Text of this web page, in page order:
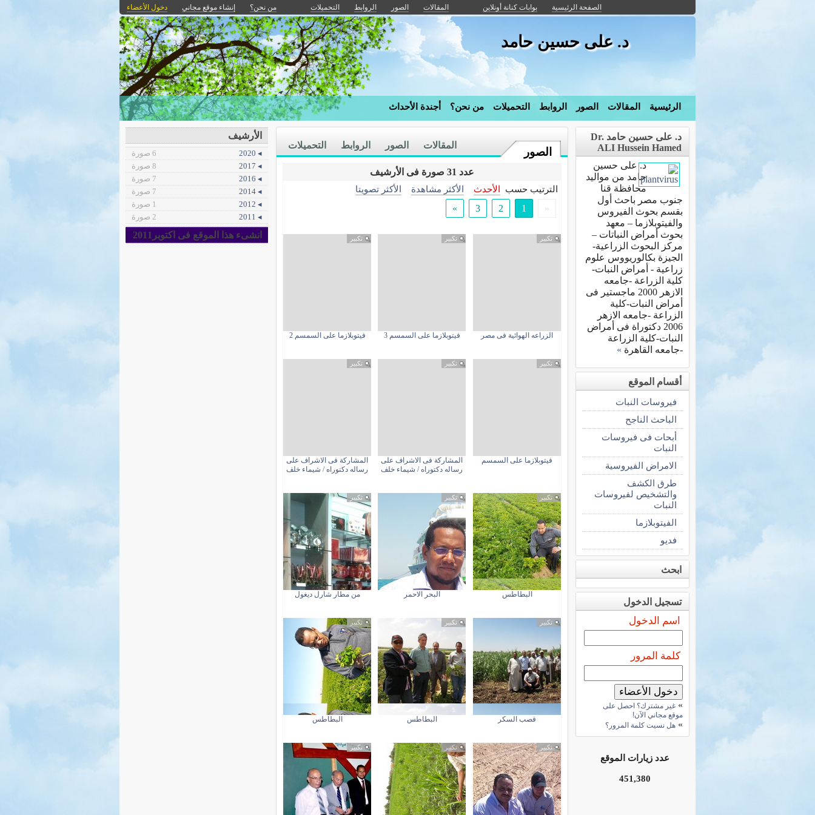
الصفحة الرئيسية بوابات كنانة أونلاين المقالات الصور الروابط التحميلات من نحن؟ إنشاء موقع مجاني دخول الأعضاء
د. على حسين حامد
الرئيسية المقالات الصور الروابط التحميلات من نحن؟ أجندة الأحداث
الصور
التحميلات الروابط الصور المقالات
عدد 31 صورة فى الأرشيف
الترتيب حسب الأحدث الأكثر مشاهدة
الأكثر تصويتا
«
1
2
3
»
تكبير
الزراعه الهوائية فى مصر
تكبير
فيتوبلازما على السمسم 3
تكبير
فيتوبلازما على السمسم 2
تكبير
فيتوبلازما على السمسم
تكبير
المشاركة فى الاشراف على
رساله دكتوراه / شيماء خلف
تكبير
المشاركة فى الاشراف على
رساله دكتوراه / شيماء خلف
تكبير
البطاطس
تكبير
البحر الاحمر
تكبير
من مطار شارل ديغول
تكبير
قصب السكر
تكبير
البطاطس
تكبير
البطاطس
تكبير تكبير تكبير
د. على حسين حامد Dr.
ALI Hussein Hamed
د. على حسين
حامد من مواليد
محافظة قنا
جنوب مصر باحث أول
بقسم بحوث الفيروس
والفيتوبلازما – معهد
بحوث أمراض النباتات –
مركز البحوث الزراعية-
الجيزة بكالوريووس علوم
زراعية - أمراض النبات-
كلية الزراعة -جامعه
الازهر 2000 ماجستير فى
أمراض النبات-كلية
الزراعة -جامعه الازهر
2006 دكتوراة فى أمراض
النبات-كلية الزراعة
-جامعه القاهرة »
أقسام الموقع
فيروسات النبات
الباحث الناجح
أبحات فى فيروسات
النبات
الامراض الفيروسية
طرق الكشف
والتشخيص لفيروسات
النبات
الفيتوبلازما
فديو
ابحث
تسجيل الدخول
اسم الدخول
كلمة المرور
» غير مشترك؟ احصل على
موقع مجاني الآن!
» هل نسيت كلمة المرور؟
عدد زيارات الموقع
451,380
الأرشيف
◂ 2020
6 صورة
◂ 2017
8 صورة
◂ 2016
7 صورة
◂ 2014
7 صورة
◂ 2012
1 صورة
◂ 2011
2 صورة
انشىء هذا الموقع فى اكتوبر2011